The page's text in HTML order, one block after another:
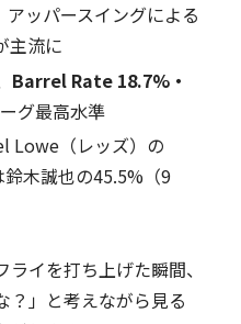
ッパースイングによる
主流に
Barrel Rate 18.7%・
グ最高水準
Lowe（レッズ）の
木誠也の45.5%（9
イを打ち上げた瞬間、
？」と考えながら見る